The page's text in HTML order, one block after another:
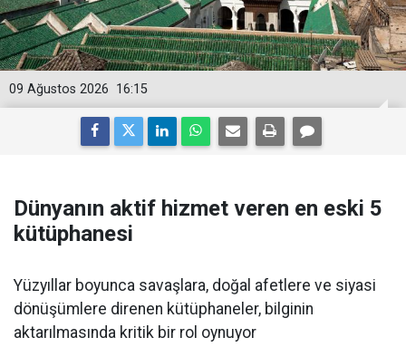
16:15
09 Ağustos 2026
Dünyanın aktif hizmet veren en eski 5
kütüphanesi
Yüzyıllar boyunca savaşlara, doğal afetlere ve siyasi
dönüşümlere direnen kütüphaneler, bilginin
aktarılmasında kritik bir rol oynuyor